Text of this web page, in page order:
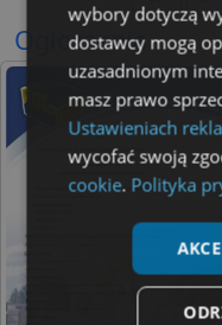
Ogłoszenia
wybory dotyczą
dostawcy mogą
uzasadnionym
masz prawo
Ustawieniach
wycofać swoją
cookie. Polityka